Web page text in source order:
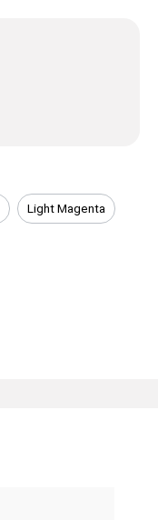
Light Magenta